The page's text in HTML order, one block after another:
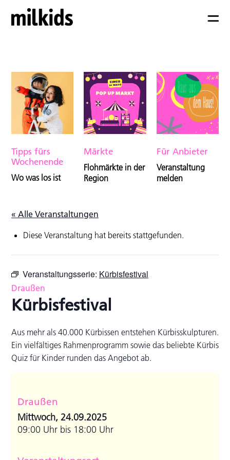
Tipps fürs
Wochenende
Wo was los ist
Märkte
Flohmärkte in der
Region
Für Anbieter
Veranstaltung
melden
« Alle Veranstaltungen
Diese Veranstaltung hat bereits stattgefunden.
Veranstaltungsserie: Kürbisfestival
Draußen
Kürbisfestival
Aus mehr als 40.000 Kürbissen entstehen Kürbisskulpturen.
Ein vielfältiges Rahmenprogramm sowie das beliebte Kürbis
Quiz für Kinder runden das Angebot ab.
Draußen
Mittwoch, 24.09.2025
09:00 Uhr bis 18:00 Uhr